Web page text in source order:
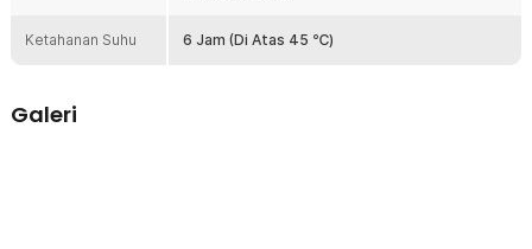
520ml
1 x Panduan Penggunaan
Ketahanan Suhu 6 Jam (Di Atas 45 ℃)
Galeri